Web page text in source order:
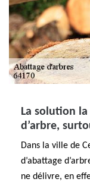
La solution la
d’arbre,
Dans la ville de
d’abattage
ne délivre, en